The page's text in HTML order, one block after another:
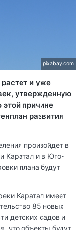
pixabay.com
и уже
утвержденную
этой причине
развития
произойдет в
Каратал и в Юго-
плана будут
Каратал имеет
85 новых
детских садов и
что объекты будут